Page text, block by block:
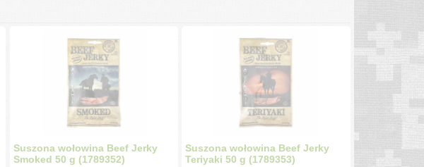
Suszona wołowina Beef Jerky
Smoked 50 g (1789352)
Suszona wołowina Beef Jerky
Teriyaki 50 g (1789353)